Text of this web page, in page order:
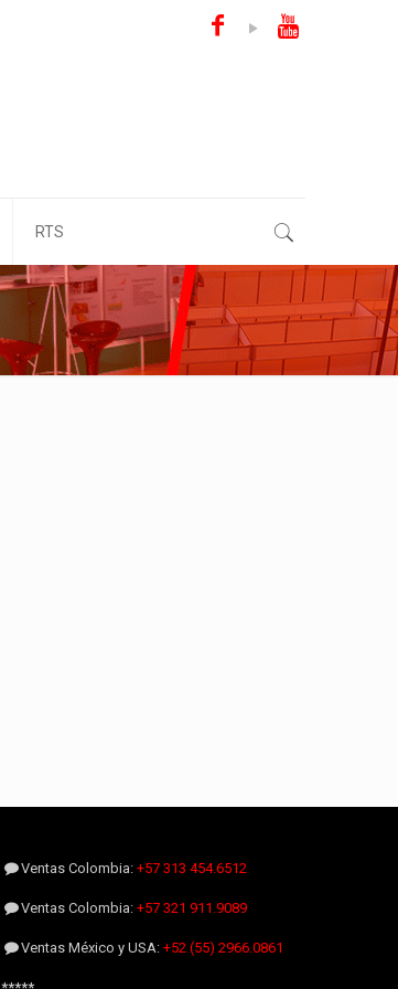
RTS
Ventas Colombia:+57 313 454.6512
Ventas Colombia:+57 321 911.9089
Ventas México y USA:+52 (55) 2966.0861